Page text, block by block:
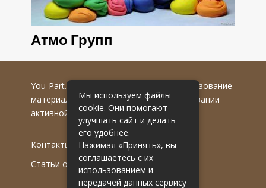
Атмо Групп
You-Part.ru
© 2016-2022 гг. Любое использование
материалов допускается только при указании
активной гиперссылки на первоисточник.
Контакты
Статьи от эксперта
Мы используем файлы
cookie. Они помогают
улучшать сайт и делать
его удобнее.
Нажимая «Принять», вы
соглашаетесь с их
использованием и
передачей данных сервису